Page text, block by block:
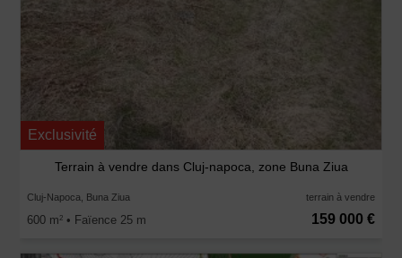
Exclusivité
Terrain à vendre dans Cluj-napoca, zone Buna Ziua
Cluj-Napoca, Buna Ziua terrain à vendre
600 m2 • Faïence 25 m 159 000 €